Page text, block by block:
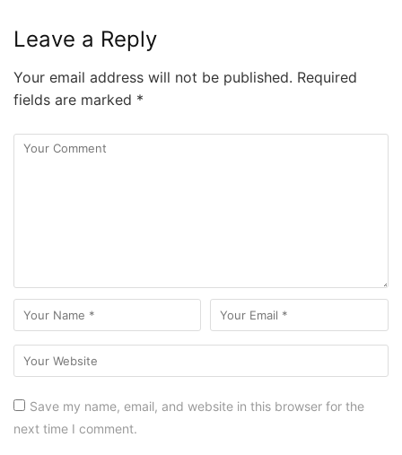
Leave a Reply
Your email address will not be published. Required
fields are marked *
Save my name, email, and website in this browser for the
next time I comment.